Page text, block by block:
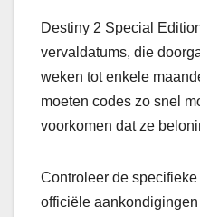
Destiny 2 Special
vervaldatums, die
weken tot enkele
moeten codes zo snel
voorkomen dat ze
Controleer de
officiële